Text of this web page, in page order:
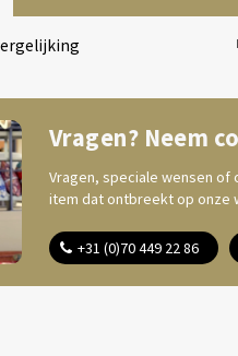
Vragen? Neem
Vragen, speciale wensen of
item dat ontbreekt op onze
+31 (0)70 449 22 86